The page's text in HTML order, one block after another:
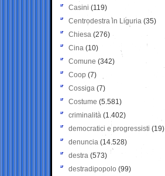
Casini (119)
Centrodestra in Liguria (35)
Chiesa (276)
Cina (10)
Comune (342)
Coop (7)
Cossiga (7)
Costume (5.581)
criminalità (1.402)
democratici e progressisti (19)
denuncia (14.528)
destra (573)
destradipopolo (99)